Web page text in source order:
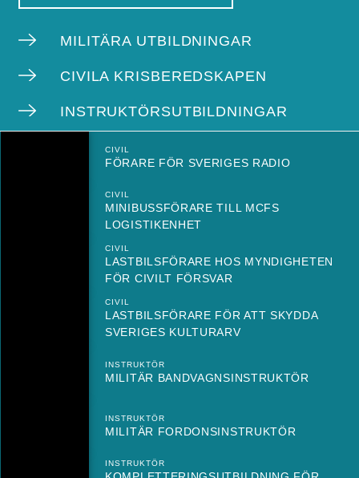
MILITÄRA UTBILDNINGAR
CIVILA KRISBEREDSKAPEN
INSTRUKTÖRSUTBILDNINGAR
CIVIL
FÖRARE FÖR SVERIGES RADIO
CIVIL
MINIBUSSFÖRARE TILL MCFS
LOGISTIKENHET
CIVIL
LASTBILSFÖRARE HOS MYNDIGHETEN
FÖR CIVILT FÖRSVAR
CIVIL
LASTBILSFÖRARE FÖR ATT SKYDDA
SVERIGES KULTURARV
INSTRUKTÖR
MILITÄR BANDVAGNSINSTRUKTÖR
INSTRUKTÖR
MILITÄR FORDONSINSTRUKTÖR
INSTRUKTÖR